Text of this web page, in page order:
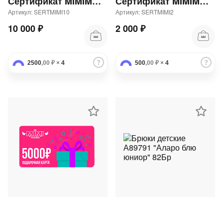
Артикул: SERTMIMI10
10 000 ₽
2500,00 ₽ × 4
Артикул: SERTMIMI2
2 000 ₽
500,00 ₽ × 4